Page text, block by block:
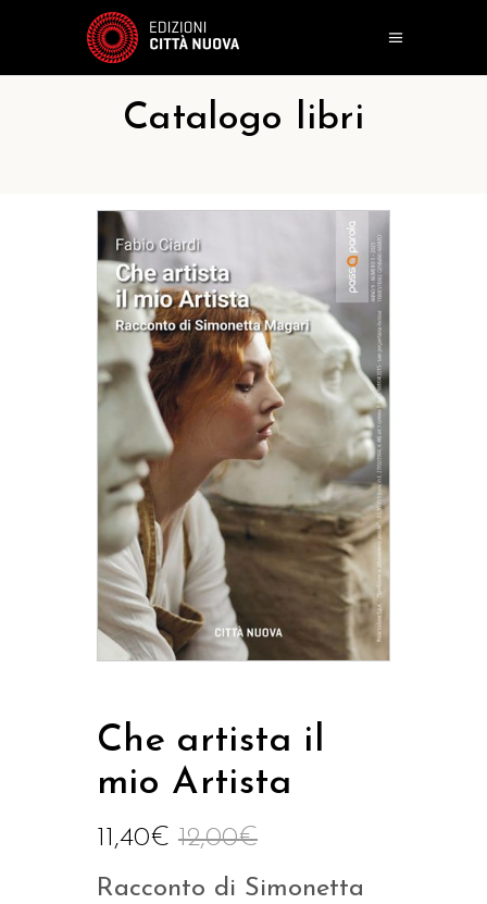
Catalogo libri
Che artista il
mio Artista
12,00€
11,40€
Racconto di Simonetta